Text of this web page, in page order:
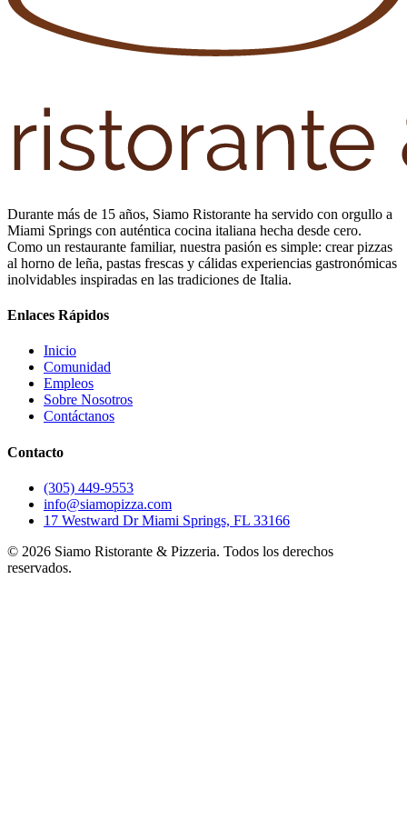
Durante más de 15 años, Siamo Ristorante ha servido con orgullo a
Miami Springs con auténtica cocina italiana hecha desde cero.
Como un restaurante familiar, nuestra pasión es simple: crear pizzas
al horno de leña, pastas frescas y cálidas experiencias gastronómicas
inolvidables inspiradas en las tradiciones de Italia.
Enlaces Rápidos
Inicio
Comunidad
Empleos
Sobre Nosotros
Contáctanos
Contacto
(305) 449-9553
info@siamopizza.com
17 Westward Dr Miami Springs, FL 33166
© 2026 Siamo Ristorante & Pizzeria. Todos los derechos
reservados.